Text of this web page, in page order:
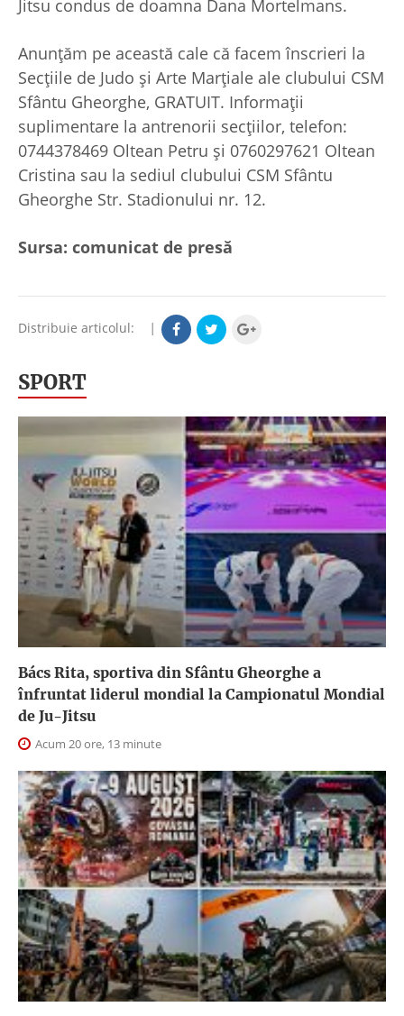
Jitsu condus de doamna Dana Mortelmans.
Anunțăm pe această cale că facem înscrieri la
Secțiile de Judo și Arte Marțiale ale clubului CSM
Sfântu Gheorghe, GRATUIT. Informații
suplimentare la antrenorii secțiilor, telefon:
0744378469 Oltean Petru și 0760297621 Oltean
Cristina sau la sediul clubului CSM Sfântu
Gheorghe Str. Stadionului nr. 12.
Sursa: comunicat de presă
Distribuie articolul: |
SPORT
Bács Rita, sportiva din Sfântu Gheorghe a
înfruntat liderul mondial la Campionatul Mondial
de Ju-Jitsu
Acum 20 ore, 13 minute